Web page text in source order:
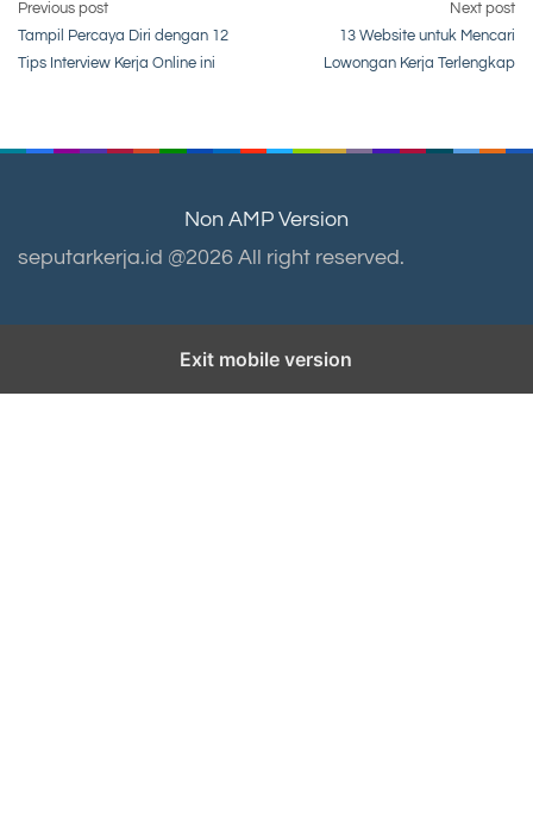
Post
navigation
Previous post
Tampil Percaya Diri dengan 12
Tips Interview Kerja Online ini
Next post
13 Website untuk Mencari
Lowongan Kerja Terlengkap
Non AMP Version
seputarkerja.id @2026 All right reserved.
Exit mobile version